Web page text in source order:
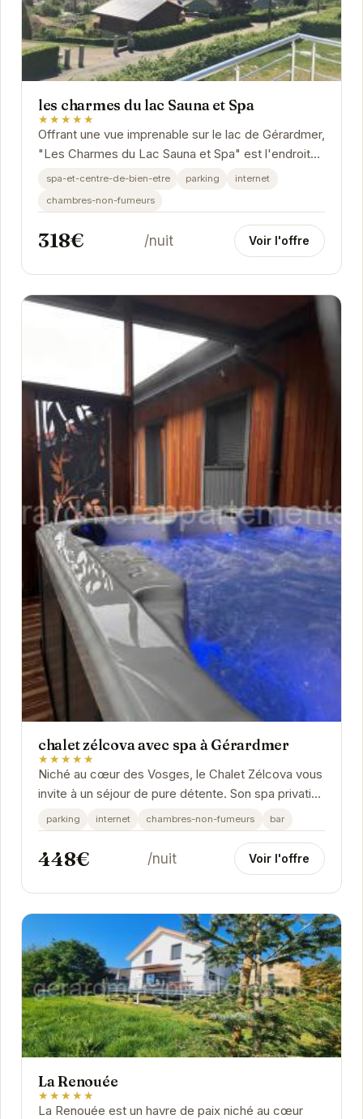
les charmes du lac Sauna et Spa
★★★★★
Offrant une vue imprenable sur le lac de Gérardmer,
"Les Charmes du Lac Sauna et Spa" est l'endroit
idéal pour une escapade relaxante.
spa-et-centre-de-bien-etre parking
internet
chambres-non-fumeurs
318€ /nuit Voir l'offre
chalet zélcova avec spa à Gérardmer
★★★★★
Niché au cœur des Vosges, le Chalet Zélcova vous
invite à un séjour de pure détente. Son spa privatif
vous promet des moments de relaxation...
parking internet chambres-non-fumeurs bar
448€ /nuit Voir l'offre
La Renouée
★★★★★
La Renouée est un havre de paix niché au cœur